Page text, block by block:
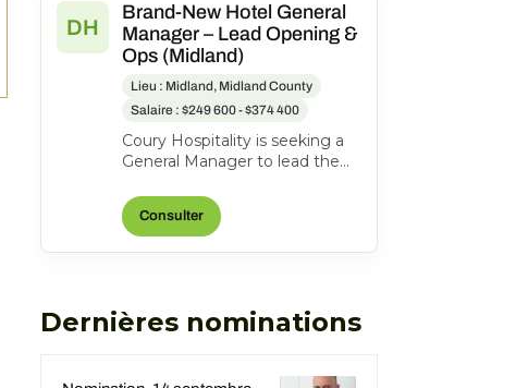
DH
Brand-New Hotel General
Manager – Lead Opening &
Ops (Midland)
Lieu : Midland, Midland County
Salaire : $249 600 - $374 400
Coury Hospitality is seeking a
General Manager to lead the
operations of the new
DoubleTree Midla...
Consulter
Dernières nominations